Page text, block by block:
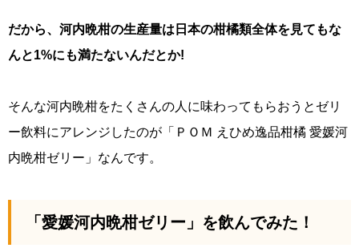
だから、河内晩柑の生産量は日本の柑橘類全体を見てもな
んと1%にも満たないんだとか!
そんな河内晩柑をたくさんの人に味わってもらおうとゼリ
ー飲料にアレンジしたのが「ＰＯＭ えひめ逸品柑橘 愛媛河
内晩柑ゼリー」なんです。
「愛媛河内晩柑ゼリー」を飲んでみた！